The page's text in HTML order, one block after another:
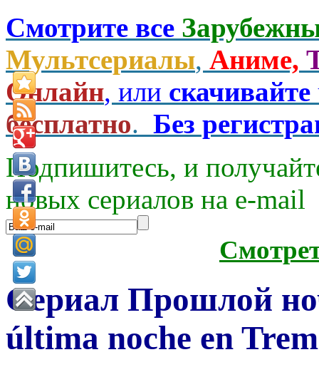
Смотрите все
Мультсериалы, Аниме,
Онлайн, или скачивайте
бесплатно. Без
Подпишитесь, и
новых сериалов на e-mаil
Сериал Прошлой
última noche en